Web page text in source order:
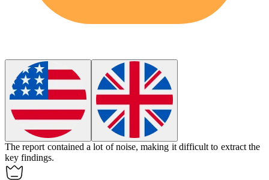
The report contained a lot ofnoise, making it difficult to extract the
key findings.